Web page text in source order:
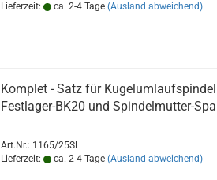
Lieferzeit:
ca. 2-4 Tage (Ausland abweichend)
Komplet - Satz für
Festlager-BK20 und Spindelmutter-
Art.Nr.: 1165/25SL
Lieferzeit:
ca. 2-4 Tage (Ausland abweichend)